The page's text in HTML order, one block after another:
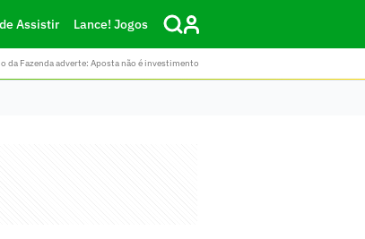
Assistir Lance! Jogos
da Fazenda adverte: Aposta não é investimento